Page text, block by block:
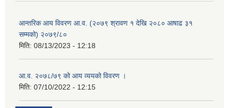
आन्तरिक आय विवरण आ.व. (२०७९ श्रावण १ देखि २०८० आषाढ ३१
सम्मको) २०७९/८०
मिति: 08/13/2023 - 12:18
आ.व. २०७८/७९ को आय व्ययको विवरण ।
मिति: 07/10/2022 - 12:15